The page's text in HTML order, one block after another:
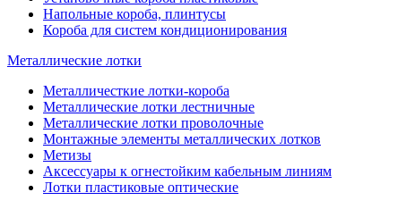
Напольные короба, плинтусы
Короба для систем кондиционирования
Металлические лотки
Металличесткие лотки-короба
Металлические лотки лестничные
Металлические лотки проволочные
Монтажные элементы металлических лотков
Метизы
Аксессуары к огнестойким кабельным линиям
Лотки пластиковые оптические